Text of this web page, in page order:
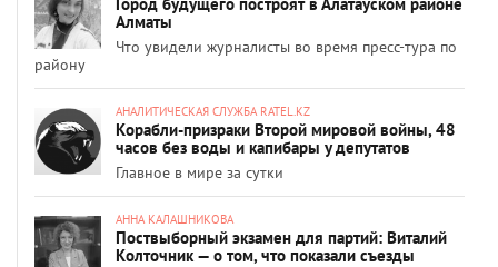
Алматы
Что увидели журналисты во время пресс-тура по
району
АНАЛИТИЧЕСКАЯ СЛУЖБА RATEL.KZ
Корабли-призраки Второй мировой войны, 48
часов без воды и капибары у депутатов
Главное в мире за сутки
АННА КАЛАШНИКОВА
Поствыборный экзамен для партий: Виталий
Колточник — о том, что показали съезды